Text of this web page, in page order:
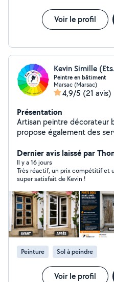
Voir le profil
Kevin Simille
Peintre en bâtiment
Marsac (Marsac)
4,9/5 (21 avis)
Présentation
Artisan peintre décorateur
propose également des
réactif, j'interviens pour la
extérieure, rénovation de
portails, garage bois,
petites réparations,
l'habitat. Habitué aux
je mets un point d'honneur
durable et de qualité.
rafraîchissement ,
courant de votre maison. - Peinture général - Petit
bricolage - Rénovation bois - Volets, fenêtres, portes,
garages - Finitions soignées - Travail propre et sérieux -
Devis rapide et gratuit Déplacement dans toutes la
Charente.
Dernier avis laissé par
Il y a 16 jours
Très réactif, un prix compétitif et
super satisfait de Kevin !
Peinture Sol à peindre
Voir le profil